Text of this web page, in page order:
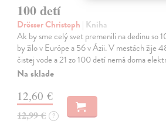
100 detí
Drösser Christoph | Kniha
Ak by sme celý svet premenili na dedinu so
by žilo v Európe a 56 v Ázii. V mestách žije
čistej vode a 21 zo 100 detí nemá doma
Na sklade
12,60 €
12,99 € ?